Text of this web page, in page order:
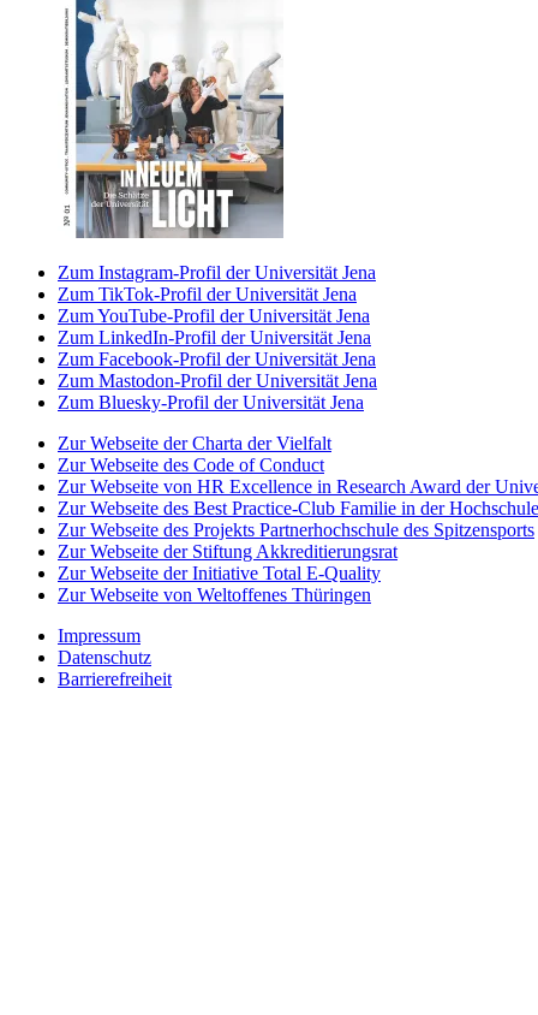
Zum Instagram-Profil der Universität Jena
Zum TikTok-Profil der Universität Jena
Zum YouTube-Profil der Universität Jena
Zum LinkedIn-Profil der Universität Jena
Zum Facebook-Profil der Universität Jena
Zum Mastodon-Profil der Universität Jena
Zum Bluesky-Profil der Universität Jena
Zur Webseite der Charta der Vielfalt
Zur Webseite des Code of Conduct
Zur Webseite von HR Excellence in Research Award der
Zur Webseite des Best Practice-Club Familie in der Hochschule
Zur Webseite des Projekts Partnerhochschule des Spitzensports
Zur Webseite der Stiftung Akkreditierungsrat
Zur Webseite der Initiative Total E-Quality
Zur Webseite von Weltoffenes Thüringen
Impressum
Datenschutz
Barrierefreiheit